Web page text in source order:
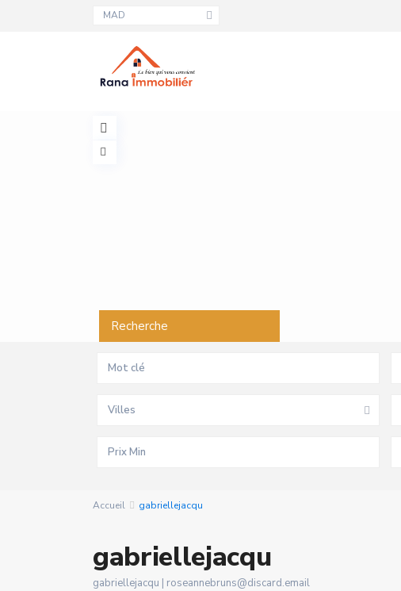
MAD
Recherche
Villes
Accueil gabriellejacqu
gabriellejacqu
gabriellejacqu | roseannebruns@discard.email